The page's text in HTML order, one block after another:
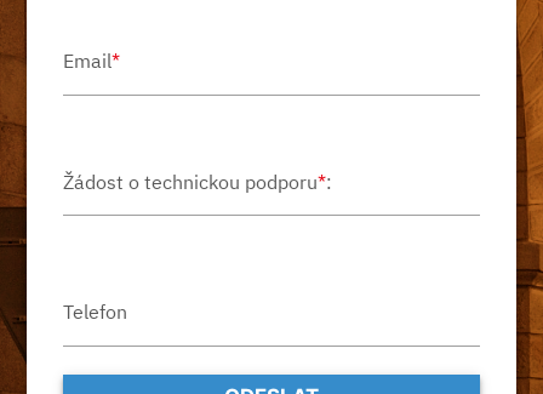
Email*
Žádost o technickou podporu*:
Telefon